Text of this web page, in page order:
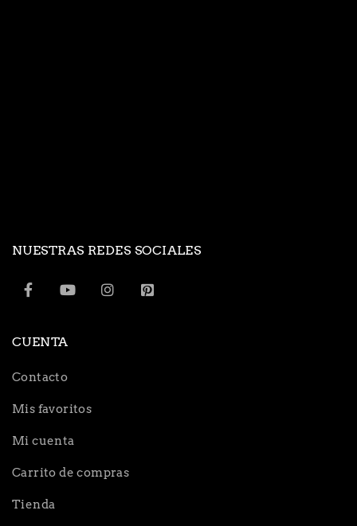
NUESTRAS REDES SOCIALES
CUENTA
Contacto
Mis favoritos
Mi cuenta
Carrito de compras
Tienda